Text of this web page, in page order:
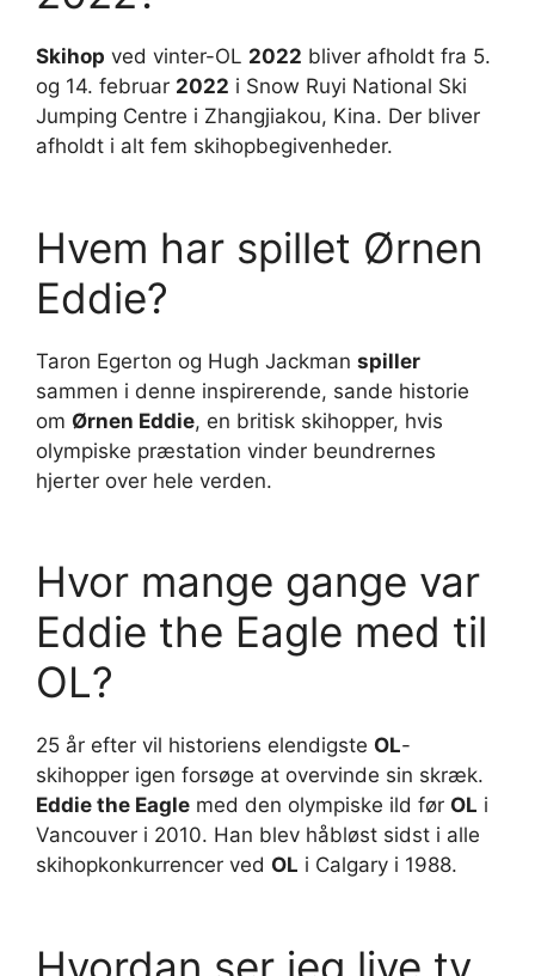
Skihop ved vinter-OL 2022 bliver afholdt fra 5.
og 14. februar 2022 i Snow Ruyi National Ski
Jumping Centre i Zhangjiakou, Kina. Der bliver
afholdt i alt fem skihopbegivenheder.
Hvem har spillet Ørnen
Eddie?
Taron Egerton og Hugh Jackman spiller
sammen i denne inspirerende, sande historie
om Ørnen Eddie, en britisk skihopper, hvis
olympiske præstation vinder beundrernes
hjerter over hele verden.
Hvor mange gange var
Eddie the Eagle med til
OL?
25 år efter vil historiens elendigste OL-
skihopper igen forsøge at overvinde sin skræk.
Eddie the Eagle med den olympiske ild før OL i
Vancouver i 2010. Han blev håbløst sidst i alle
skihopkonkurrencer ved OL i Calgary i 1988.